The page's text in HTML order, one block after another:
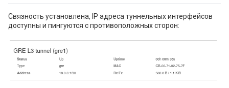
Связность установлена, IP адреса туннельных интерфейсов
доступны и пингуются с противоположных сторон: